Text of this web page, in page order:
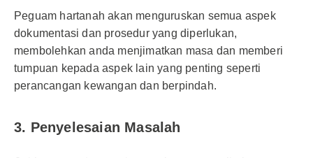
Peguam hartanah akan menguruskan semua aspek
dokumentasi dan prosedur yang diperlukan,
membolehkan anda menjimatkan masa dan memberi
tumpuan kepada aspek lain yang penting seperti
perancangan kewangan dan berpindah.
3. Penyelesaian Masalah